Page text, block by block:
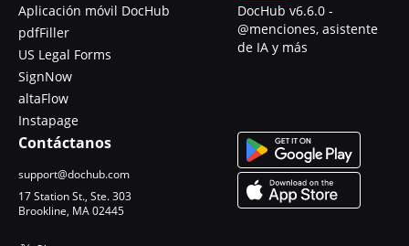
Aplicación móvil DocHub
pdfFiller
US Legal Forms
SignNow
altaFlow
Instapage
DocHub v6.6.0 -
@menciones, asistente
de IA y más
Contáctanos
support@dochub.com
17 Station St., Ste. 303
Brookline, MA 02445